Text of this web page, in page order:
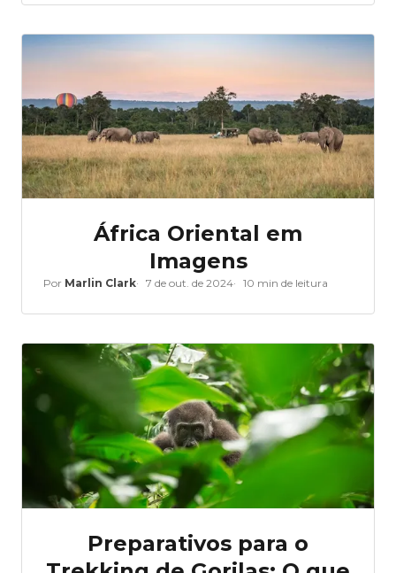
África Oriental em
Imagens
Por Marlin Clark 7 de out. de 2024 10 min de leitura
Preparativos para o